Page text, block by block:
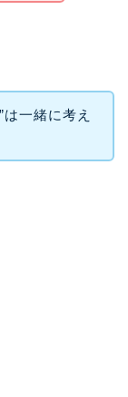
は一緒に考え